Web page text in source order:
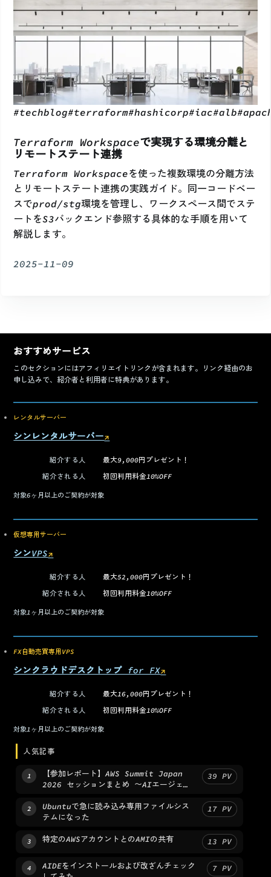
#techblog#terraform#hashicorp#iac#alb#
Terraform Workspaceで実現する環境分離と
リモートステート連携
Terraform Workspaceを使った複数環境の分離方法
とリモートステート連携の実践ガイド。同一コードベー
スでprod/stg環境を管理し、ワークスペース間でステ
ートをS3バックエンド参照する具体的な手順を用いて
解説します。
2025-11-09
おすすめサービス
このセクションにはアフィリエイトリンクが含まれます。リンク経由のお
申し込みで、紹介者と利用者に特典があります。
レンタルサーバー
シンレンタルサーバー↗
（新しいタブで開く）
紹介する人
最大9,000円プレゼント！
紹介される人
初回利用料金10%OFF
対象6ヶ月以上のご契約が対象
仮想専用サーバー
シンVPS↗
（新しいタブで開く）
紹介する人
最大52,000円プレゼント！
紹介される人
初回利用料金10%OFF
対象 1ヶ月以上のご契約が対象
FX自動売買専用VPS
シンクラウドデスクトップ for FX↗
（新しいタブで開く）
紹介する人
最大16,000円プレゼント！
紹介される人
初回利用料金10%OFF
対象 1ヶ月以上のご契約が対象
人気記事
1
【参加レポート】AWS Summit Japan
2026 セッションまとめ 〜AIエージェン
39 PV
2
Ubuntuで急に読み込み専用ファイルシス
テムになった
17 PV
3 特定のAWSアカウントとのAMIの共有 13 PV
4
AIDEをインストールおよび改ざんチェック
7 PV